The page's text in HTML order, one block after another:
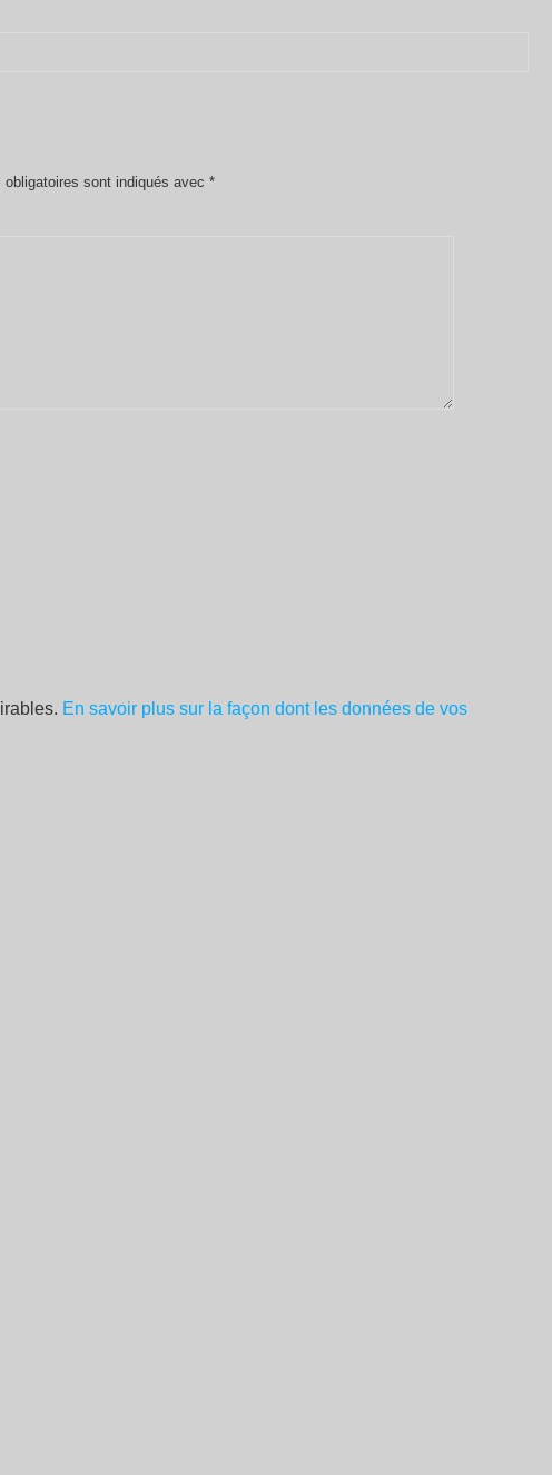
obligatoires sont indiqués avec *
En savoir plus sur la façon dont les données de vos